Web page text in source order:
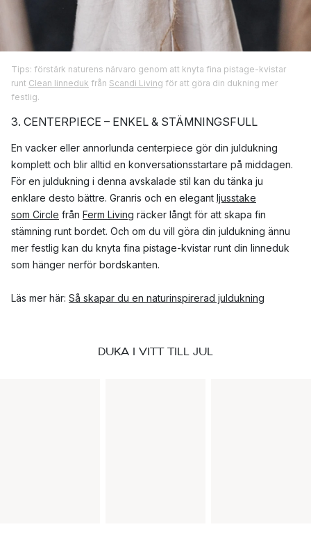
Tips: förstärk naturens närvaro genom att knyta fina pistage-kvistar
runt Clean linneduk från Scandi Living för att göra din dukning mer
festlig.
3. CENTERPIECE – ENKEL & STÄMNINGSFULL
En vacker eller annorlunda centerpiece gör din juldukning
komplett och blir alltid en konversationsstartare på middagen.
För en juldukning i denna avskalade stil kan du tänka ju
enklare desto bättre. Granris och en elegant ljusstake
som Circle från Ferm Living räcker långt för att skapa fin
stämning runt bordet. Och om du vill göra din juldukning ännu
mer festlig kan du knyta fina pistage-kvistar runt din linneduk
som hänger nerför bordskanten.
Läs mer här: Så skapar du en naturinspirerad juldukning
DUKA I VITT TILL JUL